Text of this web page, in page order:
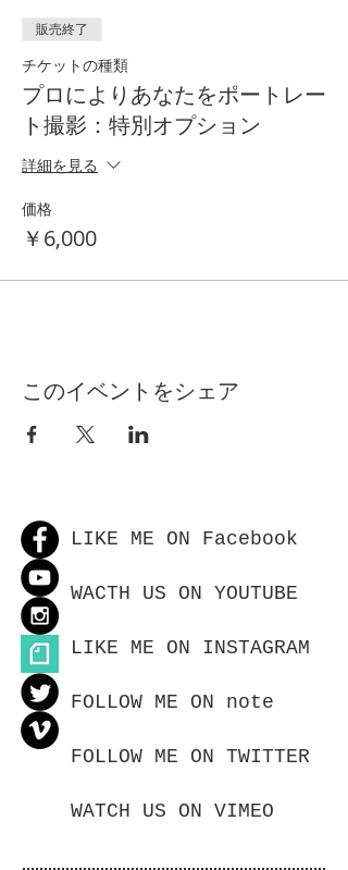
販売終了
チケットの種類
プロによりあなたをポートレー
ト撮影：特別オプション
詳細を見る
価格
￥6,000
このイベントをシェア
LIKE ME ON Facebook
WACTH US ON YOUTUBE
LIKE ME ON INSTAGRAM
FOLLOW ME ON note
FOLLOW ME ON TWITTER
WATCH US ON VIMEO